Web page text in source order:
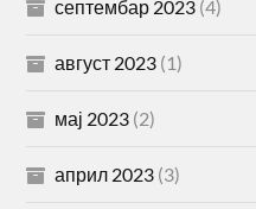
септембар 2023 (4)
август 2023 (1)
мај 2023 (2)
април 2023 (3)